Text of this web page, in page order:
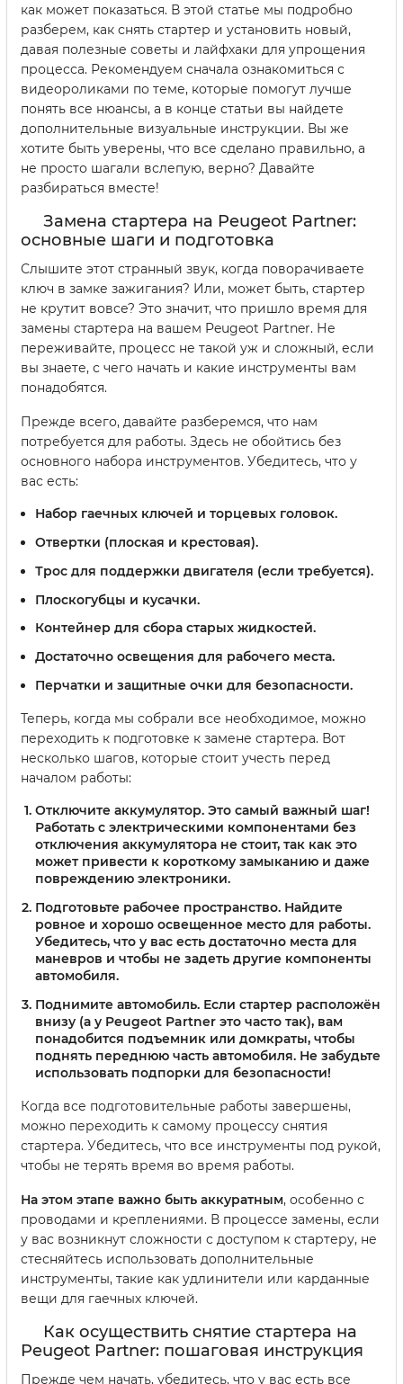
как может показаться. В этой статье мы подробно
разберем, как снять стартер и установить новый,
давая полезные советы и лайфхаки для упрощения
процесса. Рекомендуем сначала ознакомиться с
видеороликами по теме, которые помогут лучше
понять все нюансы, a в конце статьи вы найдете
дополнительные визуальные инструкции. Вы же
хотите быть уверены, что все сделано правильно, а
не просто шагали вслепую, верно? Давайте
разбираться вместе!
Замена стартера на Peugeot Partner:
основные шаги и подготовка
Слышите этот странный звук, когда поворачиваете
ключ в замке зажигания? Или, может быть, стартер
не крутит вовсе? Это значит, что пришло время для
замены стартера на вашем Peugeot Partner. Не
переживайте, процесс не такой уж и сложный, если
вы знаете, с чего начать и какие инструменты вам
понадобятся.
Прежде всего, давайте разберемся, что нам
потребуется для работы. Здесь не обойтись без
основного набора инструментов. Убедитесь, что у
вас есть:
Набор гаечных ключей и торцевых головок.
Отвертки (плоская и крестовая).
Трос для поддержки двигателя (если требуется).
Плоскогубцы и кусачки.
Контейнер для сбора старых жидкостей.
Достаточно освещения для рабочего места.
Перчатки и защитные очки для безопасности.
Теперь, когда мы собрали все необходимое, можно
переходить к подготовке к замене стартера. Вот
несколько шагов, которые стоит учесть перед
началом работы:
Отключите аккумулятор. Это самый важный шаг!
Работать с электрическими компонентами без
отключения аккумулятора не стоит, так как это
может привести к короткому замыканию и даже
повреждению электроники.
Подготовьте рабочее пространство. Найдите
ровное и хорошо освещенное место для работы.
Убедитесь, что у вас есть достаточно места для
маневров и чтобы не задеть другие компоненты
автомобиля.
Поднимите автомобиль. Если стартер расположён
внизу (а у Peugeot Partner это часто так), вам
понадобится подъемник или домкраты, чтобы
поднять переднюю часть автомобиля. Не забудьте
использовать подпорки для безопасности!
Когда все подготовительные работы завершены,
можно переходить к самому процессу снятия
стартера. Убедитесь, что все инструменты под рукой,
чтобы не терять время во время работы.
На этом этапе важно быть аккуратным, особенно с
проводами и креплениями. В процессе замены, если
у вас возникнут сложности с доступом к стартеру, не
стесняйтесь использовать дополнительные
инструменты, такие как удлинители или карданные
вещи для гаечных ключей.
Как осуществить снятие стартера на
Peugeot Partner: пошаговая инструкция
Прежде чем начать, убедитесь, что у вас есть все